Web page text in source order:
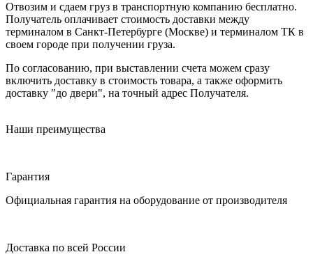
Отвозим и сдаем груз в транспортную компанию бесплатно.
Получатель оплачивает стоимость доставки между
терминалом в Санкт-Петербурге (Москве) и терминалом ТК в
своем городе при получении груза.
По согласованию, при выставлении счета можем сразу
включить доставку в стоимость товара, а также оформить
доставку "до двери", на точный адрес Получателя.
Наши преимущества
Гарантия
Официальная гарантия на оборудование от производителя
Доставка по всей России